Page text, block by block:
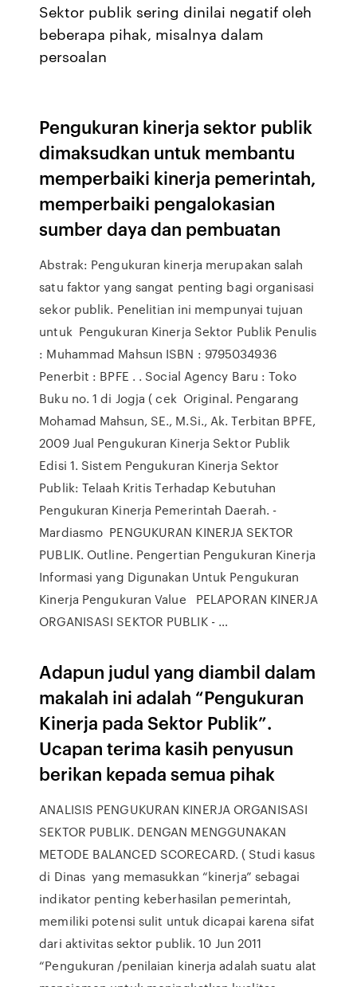
Sektor publik sering dinilai negatif oleh
beberapa pihak, misalnya dalam
persoalan
Pengukuran kinerja sektor publik
dimaksudkan untuk membantu
memperbaiki kinerja pemerintah,
memperbaiki pengalokasian
sumber daya dan pembuatan
Abstrak: Pengukuran kinerja merupakan salah
satu faktor yang sangat penting bagi organisasi
sekor publik. Penelitian ini mempunyai tujuan
untuk Pengukuran Kinerja Sektor Publik Penulis
: Muhammad Mahsun ISBN : 9795034936
Penerbit : BPFE . . Social Agency Baru : Toko
Buku no. 1 di Jogja ( cek Original. Pengarang
Mohamad Mahsun, SE., M.Si., Ak. Terbitan BPFE,
2009 Jual Pengukuran Kinerja Sektor Publik
Edisi 1. Sistem Pengukuran Kinerja Sektor
Publik: Telaah Kritis Terhadap Kebutuhan
Pengukuran Kinerja Pemerintah Daerah. -
Mardiasmo PENGUKURAN KINERJA SEKTOR
PUBLIK. Outline. Pengertian Pengukuran Kinerja
Informasi yang Digunakan Untuk Pengukuran
Kinerja Pengukuran Value PELAPORAN KINERJA
ORGANISASI SEKTOR PUBLIK - …
Adapun judul yang diambil dalam
makalah ini adalah “Pengukuran
Kinerja pada Sektor Publik”.
Ucapan terima kasih penyusun
berikan kepada semua pihak
ANALISIS PENGUKURAN KINERJA ORGANISASI
SEKTOR PUBLIK. DENGAN MENGGUNAKAN
METODE BALANCED SCORECARD. ( Studi kasus
di Dinas yang memasukkan “kinerja” sebagai
indikator penting keberhasilan pemerintah,
memiliki potensi sulit untuk dicapai karena sifat
dari aktivitas sektor publik. 10 Jun 2011
“Pengukuran /penilaian kinerja adalah suatu alat